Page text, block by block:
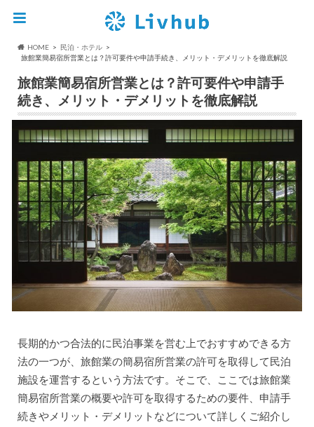
HOME
民泊・ホテル
旅館業簡易宿所営業とは？許可要件や申請手続き、メリット・デメリットを徹底解説
旅館業簡易宿所営業とは？許可要件や申請手
続き、メリット・デメリットを徹底解説
長期的かつ合法的に民泊事業を営む上でおすすめできる方
法の一つが、旅館業の簡易宿所営業の許可を取得して民泊
施設を運営するという方法です。そこで、ここでは旅館業
簡易宿所営業の概要や許可を取得するための要件、申請手
続きやメリット・デメリットなどについて詳しくご紹介し